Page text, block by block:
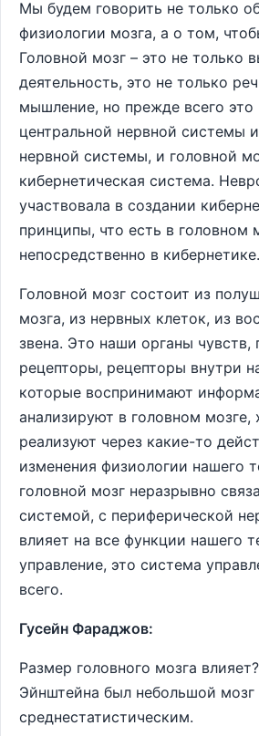
Мы будем говорить не только
физиологии мозга, а о том,
Головной мозг – это не только
деятельность, это не только
мышление, но прежде всего это
центральной нервной системы
нервной системы, и головной
кибернетическая система.
участвовала в создании
принципы, что есть в головном
непосредственно в кибернетике.
Головной мозг состоит из
мозга, из нервных клеток, из
звена. Это наши органы чувств,
рецепторы, рецепторы внутри
которые воспринимают
анализируют в головном мозге,
реализуют через какие-то
изменения физиологии нашего
головной мозг неразрывно
системой, с периферической
влияет на все функции нашего
управление, это система
всего.
Гусейн Фараджов:
Размер головного мозга
Эйнштейна был небольшой
среднестатистическим.